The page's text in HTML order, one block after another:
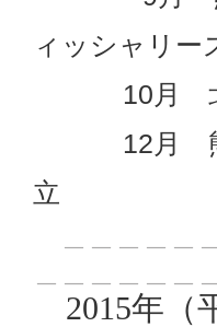
ィッシャリー
10月 北海
12月 熊本
立
2015年（